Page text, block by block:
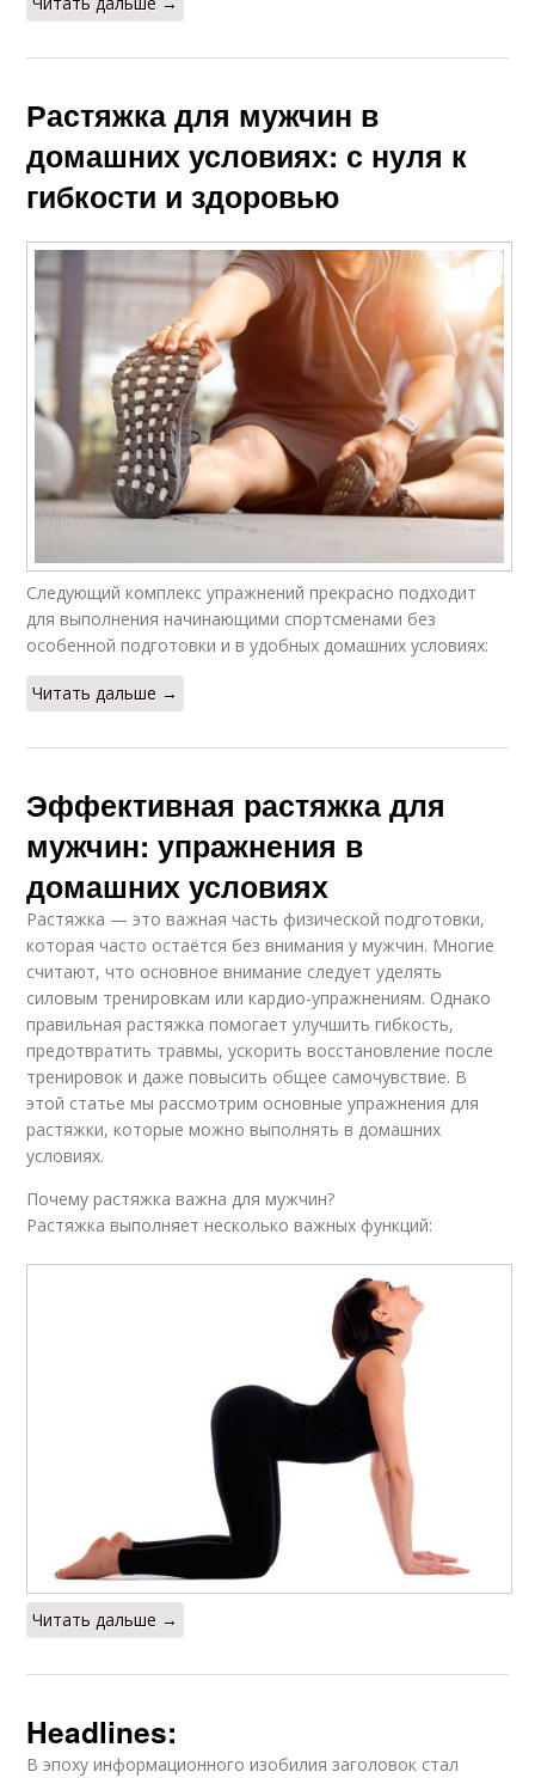
Растяжка для мужчин в
домашних условиях: с нуля к
гибкости и здоровью
Следующий комплекс упражнений прекрасно подходит
для выполнения начинающими спортсменами без
особенной подготовки и в удобных домашних условиях:
Читать дальше →
Эффективная растяжка для
мужчин: упражнения в
домашних условиях
Растяжка — это важная часть физической подготовки,
которая часто остаётся без внимания у мужчин. Многие
считают, что основное внимание следует уделять
силовым тренировкам или кардио-упражнениям. Однако
правильная растяжка помогает улучшить гибкость,
предотвратить травмы, ускорить восстановление после
тренировок и даже повысить общее самочувствие. В
этой статье мы рассмотрим основные упражнения для
растяжки, которые можно выполнять в домашних
условиях.
Почему растяжка важна для мужчин?
Растяжка выполняет несколько важных функций:
Читать дальше →
Headlines:
В эпоху информационного изобилия заголовок стал